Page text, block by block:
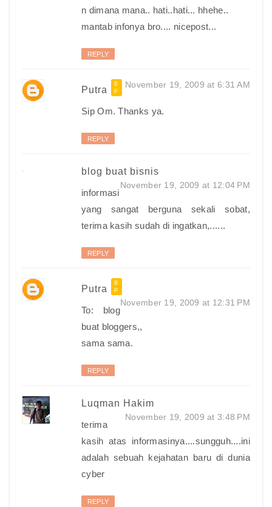
n dimana mana.. hati..hati... hhehe..
mantab infonya bro.... nicepost...
REPLY
Putra November 19, 2009 at 6:31 AM
Sip Om. Thanks ya.
REPLY
blog buat bisnis
November 19, 2009 at 12:04 PM
informasi
yang sangat berguna sekali sobat,
terima kasih sudah di ingatkan,......
REPLY
Putra
November 19, 2009 at 12:31 PM
To: blog
buat bloggers,,
sama sama.
REPLY
Luqman Hakim
November 19, 2009 at 3:48 PM
terima
kasih atas informasinya....sungguh....ini
adalah sebuah kejahatan baru di dunia
cyber
REPLY